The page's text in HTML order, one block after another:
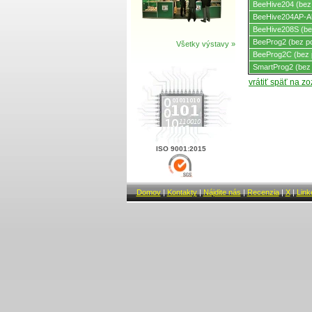
Všetky výstavy »
ISO 9001:2015
BeeHive204
BeeHive204AP-
BeeHive208S
BeeProg2 (bez
BeeProg2C (bez
SmartProg2
vrátiť späť na
Domov| Kontakty| Nájdite nás | Recenzia| X|